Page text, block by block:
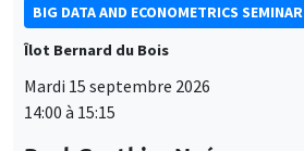
BIG DATA AND ECONOMETRICS SEMINAR
Îlot Bernard du Bois
Mardi 15 septembre 2026
14:00 à 15:15